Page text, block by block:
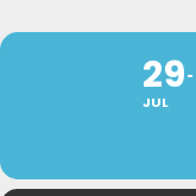
29
JUL